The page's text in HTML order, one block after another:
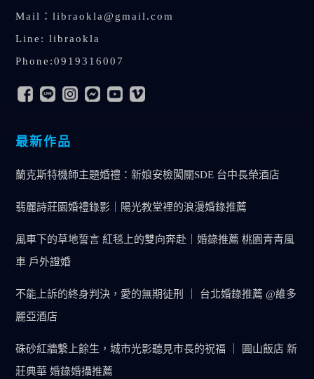
Mail：libraokla@gmail.com
Line: libraokla
Phone:0919316007
最新作品
蘭克斯特機師主題婚禮：新娘安檢闖關SDE 台中長榮酒店
翡麗詩莊園婚禮錄影｜陽光教堂裡的浪漫婚錄推薦
風車下的草地誓言 紅毯上的雙向奔赴｜婚錄推薦 桃園青青風
車 戶外證婚
不能上訴的終身判決，愛的無期徒刑 ｜ 台北婚錄推薦 @維多
麗亞酒店
硃砂紅牆繫上餘生，城市光影聽見市長的祝福 ｜ 圓山飯店 新
莊典華 婚錄婚攝推薦